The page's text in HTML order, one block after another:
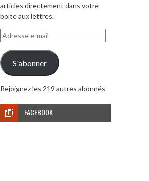
articles directement dans votre
boite aux lettres.
Adresse
e-
mail
S'abonner
Rejoignez les 219 autres abonnés
FACEBOOK